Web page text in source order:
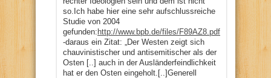
so.Ich habe hier eine sehr aufschlussreiche
Studie von 2004
gefunden:http://www.bpb.de/files/F89AZ8.pdf
-daraus ein Zitat: „Der Westen zeigt sich
chauvinistischer und antisemitischer als der
Osten [..] auch in der Ausländerfeindlichkeit
hat er den Osten eingeholt.[..]Generell